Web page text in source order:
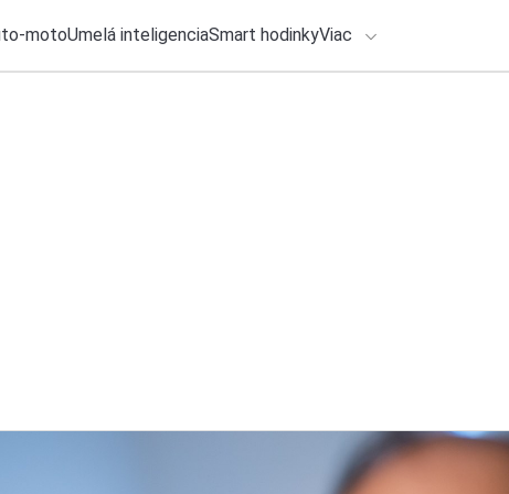
motoUmelá inteligenciaSmart hodinkyViac